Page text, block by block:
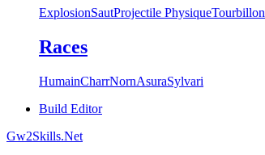
ExplosionSautProjectile PhysiqueTourbillon
Races
HumainCharrNornAsuraSylvari
Build Editor
Gw2Skills.Net